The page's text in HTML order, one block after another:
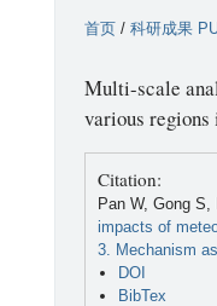
首页 / 科研成果
Multi-scale
various regions
Citation:
Pan W, Gong
impacts of
3. Mechanism
DOI
BibTex